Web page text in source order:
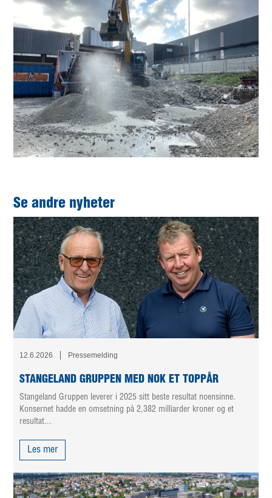
Se andre nyheter
12.6.2026 Pressemelding
STANGELAND GRUPPEN MED NOK ET TOPPÅR
Stangeland Gruppen leverer i 2025 sitt beste resultat noensinne.
Konsernet hadde en omsetning på 2,382 milliarder kroner og et
resultat...
Les mer